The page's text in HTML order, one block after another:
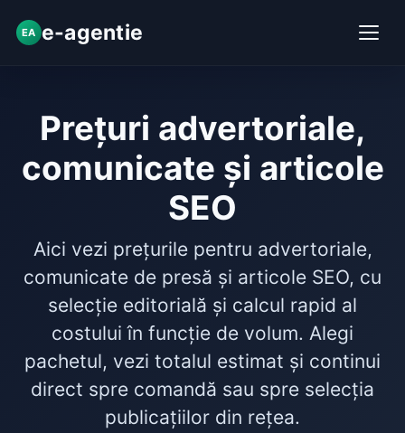
EA e-agentie
Prețuri advertoriale,
comunicate și articole
SEO
Aici vezi prețurile pentru advertoriale,
comunicate de presă și articole SEO, cu
selecție editorială și calcul rapid al
costului în funcție de volum. Alegi
pachetul, vezi totalul estimat și continui
direct spre comandă sau spre selecția
publicațiilor din rețea.